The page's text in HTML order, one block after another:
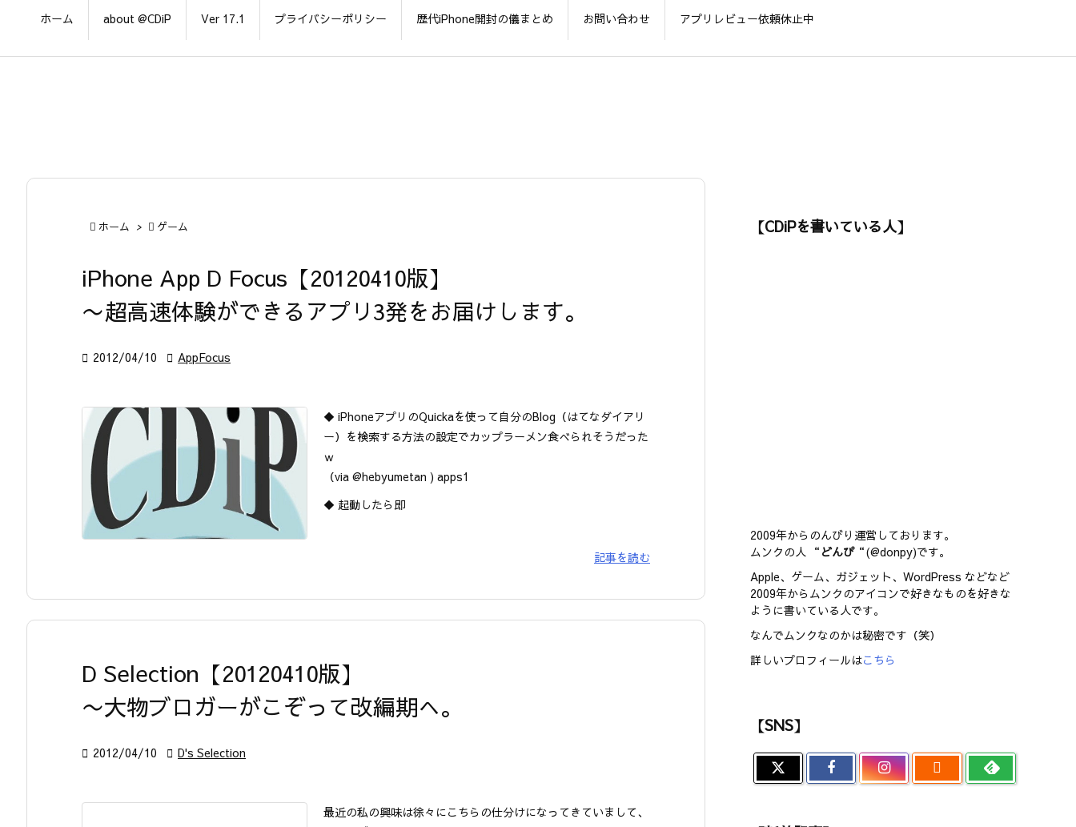
ホーム about @CDiP Ver 17.1 プライバシーポリシー 歴代iPhone開封の儀まとめ お問い合わせ アプリレビュー依頼休止中
 ホーム >  ゲーム
iPhone App D Focus【20120410版】
〜超高速体験ができるアプリ3発をお届けします。
 2012/04/10  AppFocus
◆ iPhoneアプリのQuickaを使って自分のBlog（はてなダイアリ
ー）を検索する方法の設定でカップラーメン食べられそうだった
ｗ
（via @hebyumetan ) apps1
◆ 起動したら即
記事を読む
D Selection【20120410版】
〜大物ブロガーがこぞって改編期へ。
 2012/04/10  D's Selection
最近の私の興味は徐々にこちらの仕分けになってきていまして、
【CDiPを書いている人】
2009年からのんびり運営しております。
ムンクの人 “ どんぴ“(@donpy)です。
Apple、ゲーム、ガジェット、WordPress などなど
2009年からムンクのアイコンで好きなものを好きな
ように書いている人です。
なんでムンクなのかは秘密です（笑）
詳しいプロフィールはこちら
【SNS】
